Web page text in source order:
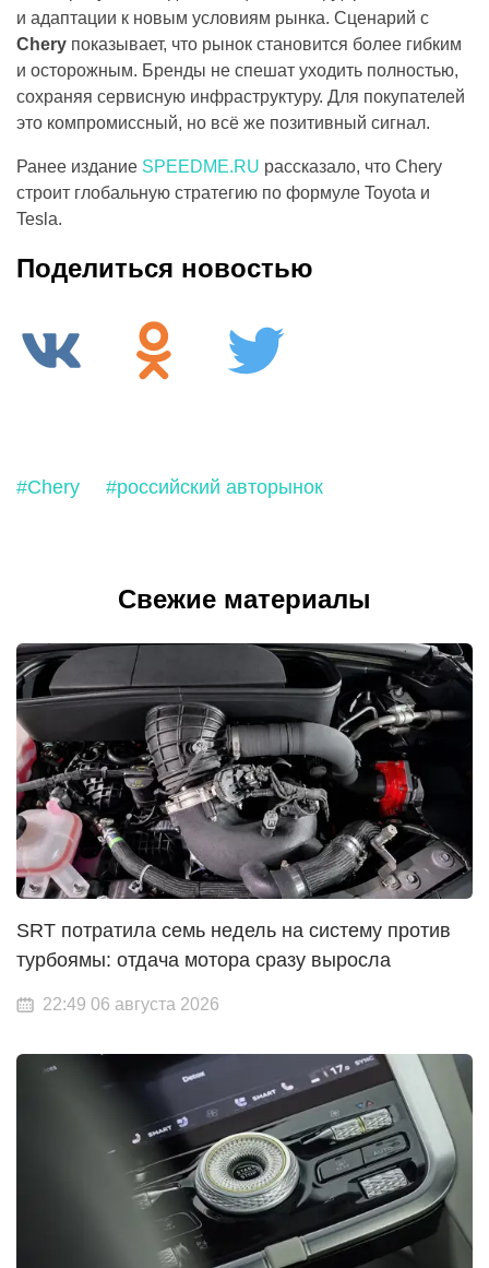
и адаптации к новым условиям рынка. Сценарий с
Chery показывает, что рынок становится более гибким
и осторожным. Бренды не спешат уходить полностью,
сохраняя сервисную инфраструктуру. Для покупателей
это компромиссный, но всё же позитивный сигнал.
Ранее издание SPEEDME.RU рассказало, что Chery
строит глобальную стратегию по формуле Toyota и
Tesla.
Поделиться новостью
#Chery #российский авторынок
Свежие материалы
SRT потратила семь недель на систему против
турбоямы: отдача мотора сразу выросла
22:49 06 августа 2026